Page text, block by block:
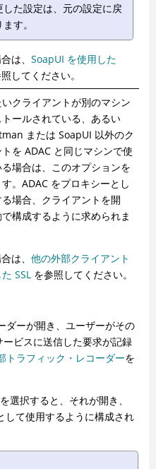
した設定は、元の設定に戻
ます。
は、 SoapUI を使用した
してください。
クライアントが別のマシン
ールされている、あるい
または SoapUI 以外のク
を ADACと同じマシンで使
場合は、このオプションを
。 ADACをプロキシーとし
場合、クライアントを開
構成するように求められま
は、 他の外部クライアント
SSLを参照してください。
ダーが開き、ユーザーがその
ビスに送信した要求が記録
トラフィック・レコーダーを
選択すると、それが開き、
て使用するように構成され